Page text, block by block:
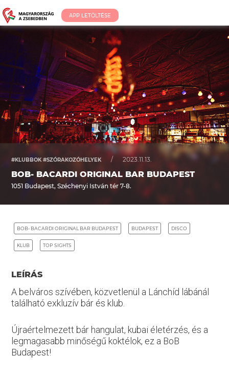
APP LETÖLTÉSE
#KLUBBOK #SZÓRAKOZÓHELYEK / 2023.11.13.
BOB- BACARDI ORIGINAL BAR BUDAPEST
1051 Budapest, Széchenyi István tér 7-8.
BOB- BACARDI ORIGINAL BAR BUDAPEST BUDAPEST DISCO
KLUB TOP SIGHTS
LEÍRÁS
A belváros szívében, közvetlenül a Lánchíd lábánál
található exkluzív bár és klub.
Újraértelmezett bár hangulat, kubai életérzés, és a
legmagasabb minőségű koktélok, ez a BoB
Budapest!